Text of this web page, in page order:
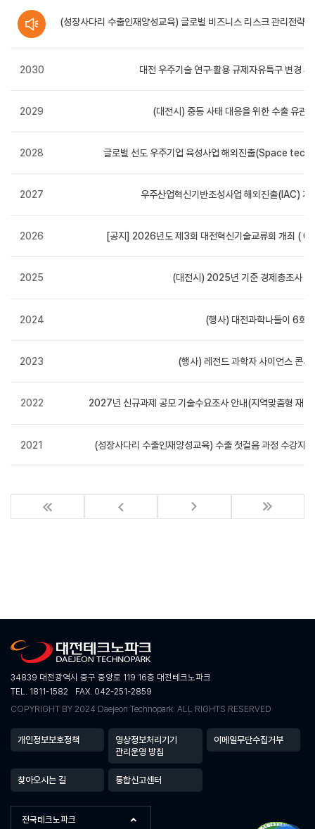
제공합니다.
(성장사다리 수출인재양성교육) 글로벌 비즈니스 리스크 관리전략
2030 대전 우주기술 연구·활용 규제자유특구 변경
2029 (대전시) 중동 사태 대응을 위한 수출 유관
2028 글로벌 선도 우주기업 육성사업 해외진출(Space tech
2027 우주산업혁신기반조성사업 해외진출(IAC) 지
2026 [공지] 2026년도 제3회 대전혁신기술교류회 개최 (
2025 (대전시) 2025년 기준 경제총조사 실
2024 (행사) 대전과학나들이 6회
2023 (행사) 레전드 과학자 사이언스 콘서
2022 2027년 신규과제 공모 기술수요조사 안내(지역맞춤형 재난
2021 (성장사다리 수출인재양성교육) 수출 첫걸음 과정 수강자
34839 대전광역시 중구 중앙로 119 16층 대전테크노파크
TEL. 1811-1582
FAX. 042-251-2859
COPYRIGHT BY 2024 Daejeon Technopark. ALL RIGHTS RESERVED
전국테크노파크
개인정보보호정책
영상정보처리기기
관리운영 방침
이메일무단수집거부
찾아오시는 길 통합신고센터